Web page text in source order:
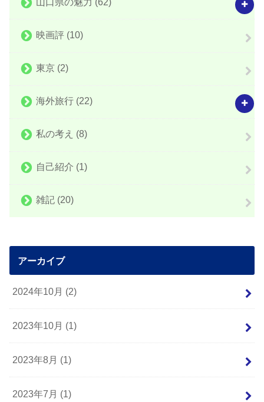
映画評 (10)
東京 (2)
海外旅行 (22)
私の考え (8)
自己紹介 (1)
雑記 (20)
アーカイブ
2024年10月 (2)
2023年10月 (1)
2023年8月 (1)
2023年7月 (1)